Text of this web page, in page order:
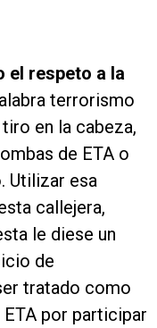
el respeto a la
terrorismo
en la cabeza,
de ETA o
Utilizar esa
callejera,
le diese un
de
tratado como
por participar